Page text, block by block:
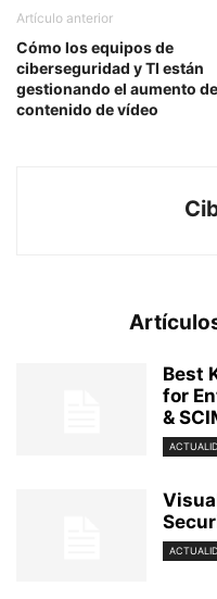
Artículo anterior
Cómo los equipos de
ciberseguridad y TI están
gestionando el aumento
contenido de vídeo
Best
for
&